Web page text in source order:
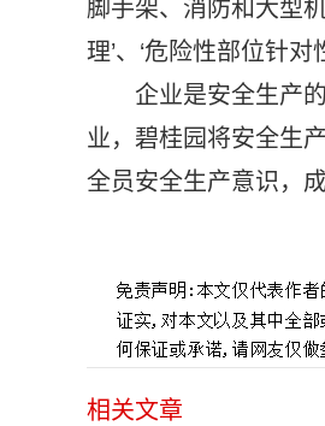
脚手架、消防和大型
理’、‘危险性部位针
企业是安全生产
业，碧桂园将安全生
全员安全生产意识，
相关文章